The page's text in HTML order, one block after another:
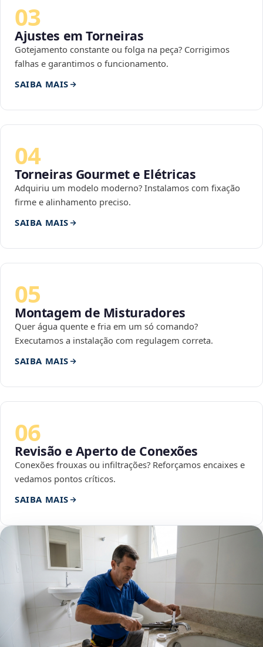
03
Ajustes em Torneiras
Gotejamento constante ou folga na peça? Corrigimos
falhas e garantimos o funcionamento.
SAIBA MAIS
04
Torneiras Gourmet e Elétricas
Adquiriu um modelo moderno? Instalamos com fixação
firme e alinhamento preciso.
SAIBA MAIS
05
Montagem de Misturadores
Quer água quente e fria em um só comando?
Executamos a instalação com regulagem correta.
SAIBA MAIS
06
Revisão e Aperto de Conexões
Conexões frouxas ou infiltrações? Reforçamos encaixes e
vedamos pontos críticos.
SAIBA MAIS